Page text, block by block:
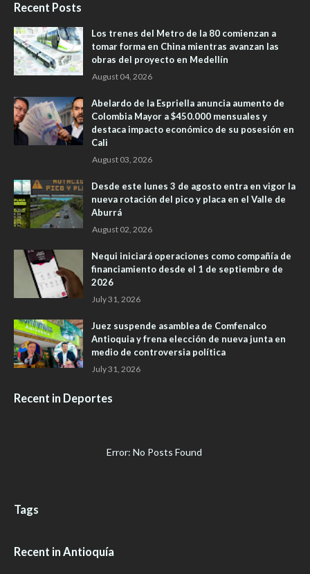
Recent Posts
Los trenes del Metro de la 80 comienzan a
tomar forma en China mientras avanzan las
obras del proyecto en Medellín
August 04, 2026
Abelardo de la Espriella anuncia aumento de
Colombia Mayor a $450.000 mensuales y
destaca impacto económico de su posesión en
Cali
August 03, 2026
Desde este lunes 3 de agosto entra en vigor la
nueva rotación del pico y placa en el Valle de
Aburrá
August 02, 2026
Nequi iniciará operaciones como compañía de
financiamiento desde el 1 de septiembre de
2026
July 31, 2026
Juez suspende asamblea de Comfenalco
Antioquia y frena elección de nueva junta en
medio de controversia política
July 31, 2026
Recent in Deportes
Error: No Posts Found
Tags
Recent in Antioquía